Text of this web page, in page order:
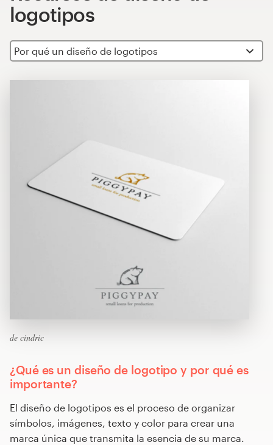
logotipos
de cindric
¿Qué es un diseño de logotipo y por qué es
importante?
El diseño de logotipos es el proceso de organizar
símbolos, imágenes, texto y color para crear una
marca única que transmita la esencia de su marca.